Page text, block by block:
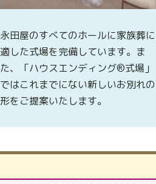
永田屋のすべてのホールに家族葬に
適した式場を完備しています。ま
た、「ハウスエンディング®式場」
ではこれまでにない新しいお別れの
形をご提案いたします。